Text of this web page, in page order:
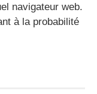
navigateur web.
à la probabilité